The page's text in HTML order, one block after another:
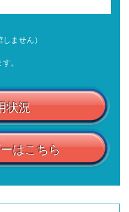
ません）
。
状況
はこちら